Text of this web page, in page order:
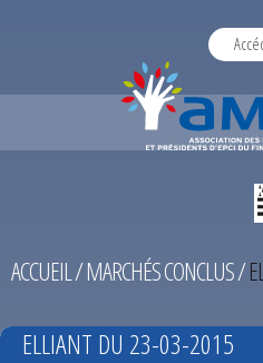
ACCUEIL/MARCHÉS CONCLUS/
ELLIANT DU 23-03-2015